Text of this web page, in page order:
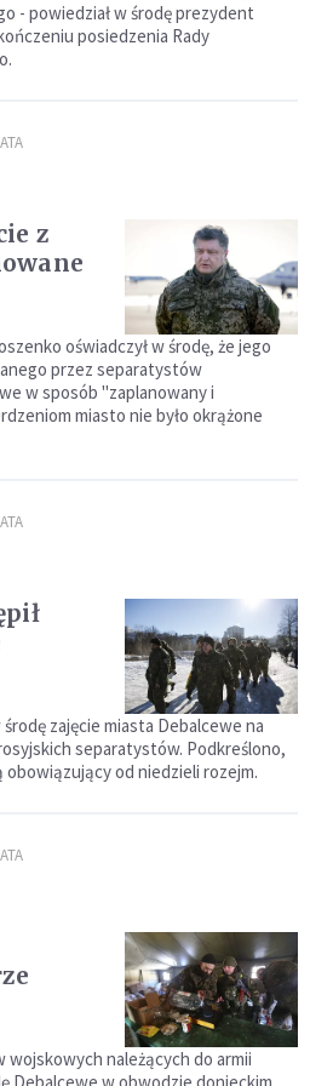
- powiedział w środę prezydent
posiedzenia Rady
z
oświadczył w środę, że jego
przez separatystów
w sposób "zaplanowany i
miasto nie było okrążone
zajęcie miasta Debalcewe na
separatystów. Podkreślono,
obowiązujący od niedzieli rozejm.
wojskowych należących do armii